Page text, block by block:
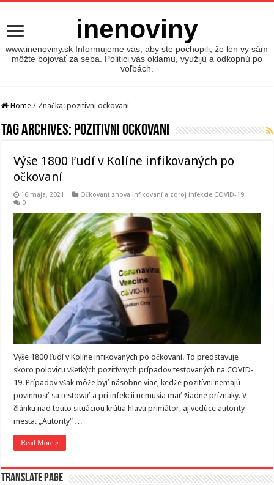
inenoviny
www.inenoviny.sk Informujeme vás, aby ste pochopili, že len vy sám
môžte bojovať za seba. Politici vás oklamu, využijú a odkopnú po
voľbách.
Home / Značka:pozitivni ockovani
Tag Archives: pozitivni ockovani
Výše 1800 ľudí v Kolíne infikovaných po
očkovaní
16 mája, 2021
Očkovaní znova infikovaní a zdroj infekcie COVID-19
0
Výše 1800 ľudí v Kolíne infikovaných po očkovaní. To predstavuje
skoro polovicu všetkých pozitívnych prípadov testovaných na COVID-
19. Prípadov však môže byť násobne viac, kedže pozitívni nemajú
povinnosť sa testovať a pri infekcii nemusia mať žiadne príznaky. V
článku nad touto situáciou krútia hlavu primátor, aj vedúce autority
mesta. „Autority“ …
Read More »
Translate page